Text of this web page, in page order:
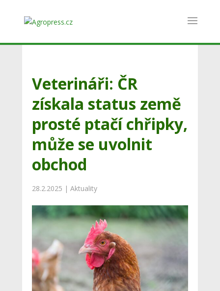
Veterináři: ČR
získala status země
prosté ptačí chřipky,
může se uvolnit
obchod
28.2.2025 | Aktuality